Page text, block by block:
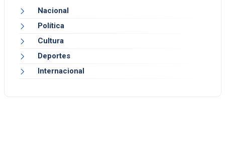
Nacional
Política
Cultura
Deportes
Internacional